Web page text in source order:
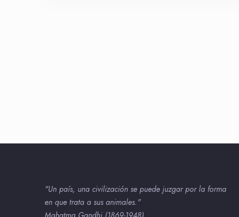
"Un país, una civilización se puede juzgar por la forma
en que trata a sus animales."